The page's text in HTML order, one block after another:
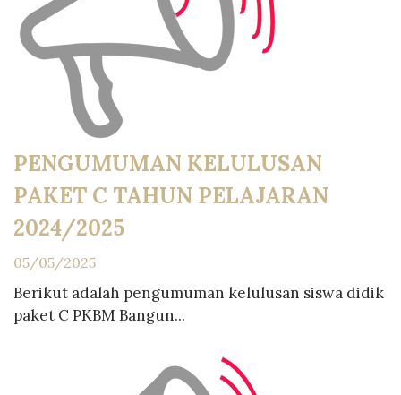
PENGUMUMAN KELULUSAN
PAKET C TAHUN PELAJARAN
2024/2025
05/05/2025
Berikut adalah pengumuman kelulusan siswa didik
paket C PKBM Bangun...